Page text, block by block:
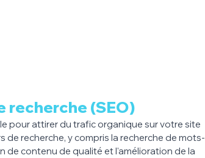
recherche (SEO)
pour attirer du trafic organique sur votre site
recherche, y compris la recherche de mots-
de contenu de qualité et l'amélioration de la